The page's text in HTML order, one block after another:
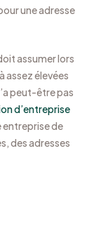
une adresse
assumer lors
assez élevées
peut-être pas
d’entreprise
entreprise de
des adresses